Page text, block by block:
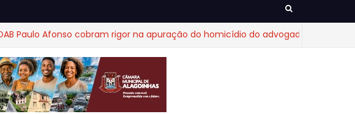
Afonso cobram rigor na apuração do homicídio do advogado Diego Fraga de